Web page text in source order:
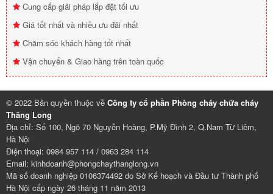
Cung cấp giải pháp lắp đặt tối ưu
Giá tốt nhất và nhiều ưu đãi nhất
Chăm sóc khách hàng tốt nhất
Vận chuyển & Giao hàng trên toàn quốc
© 2022 Bản quyền thuộc về Công ty cổ phần Phòng cháy chữa cháy
Thăng Long
Địa chỉ: Số 100, Ngõ 70 Nguyễn Hoàng, P.Mỹ Đình 2, Q.Nam Từ Liêm,
Hà Nội
Điện thoại: 0984 957 114 / 0963 284 114
Email: kinhdoanh@phongchaythanglong.vn
Mã số doanh nghiệp 0106374492 do Sở Kế hoạch và Đầu tư Thành phố
Hà Nội cấp ngày 26 tháng 11 năm 2013